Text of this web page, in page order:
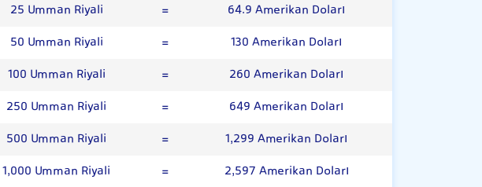
25 Umman Riyali
=
64.9 Amerikan Doları
50 Umman Riyali
=
130 Amerikan Doları
100 Umman Riyali
=
260 Amerikan Doları
250 Umman Riyali
=
649 Amerikan Doları
500 Umman Riyali
=
1,299 Amerikan Doları
1,000 Umman Riyali
=
2,597 Amerikan Doları